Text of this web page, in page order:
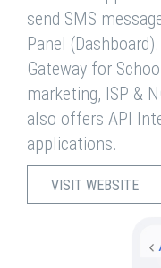
send SMS
Panel
Gateway for
marketing, ISP &
also offers API
applications.
VISIT WEBSITE